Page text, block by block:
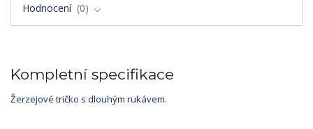
Hodnocení
0
Kompletní specifikace
Žerzejové tričko s dlouhým rukávem.